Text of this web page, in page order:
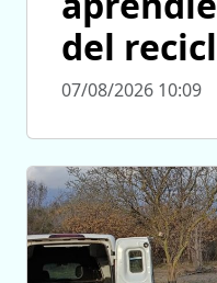
del
07/08/2026 10:09